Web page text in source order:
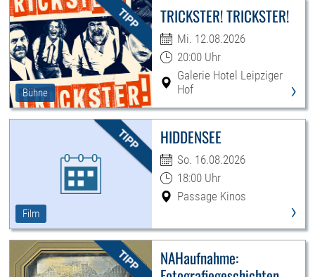
Bühne
TRICKSTER! TRICKSTER!
Mi. 12.08.2026
20:00 Uhr
Galerie Hotel Leipziger
Hof
›
Film
HIDDENSEE
So. 16.08.2026
18:00 Uhr
Passage Kinos
›
NAHaufnahme: